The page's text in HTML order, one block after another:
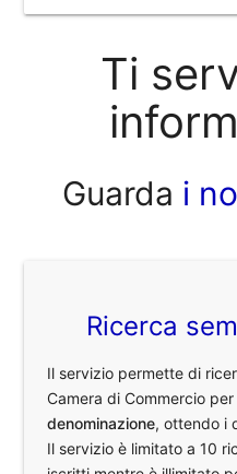
Ti
Guarda i
Ricerca
Il servizio permette di
Camera di Commercio
denominazione, ottendo i
Il servizio è limitato a 10